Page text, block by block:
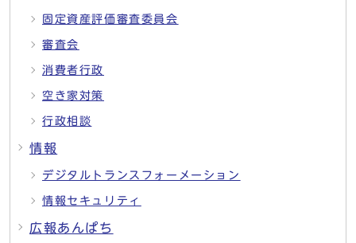
固定資産評価審査委員会
審査会
消費者行政
空き家対策
行政相談
情報
デジタルトランスフォーメーション
情報セキュリティ
広報あんぱち